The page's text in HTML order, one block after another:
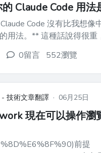
Claude Code 用法
Code 沒有比我想像
抱歉。但我花了 3 個月，每
Code 硬碰硬，一邊個人開
0留言 552瀏覽
技術文章翻譯 · 06月25日
現在可以操作瀏
前提